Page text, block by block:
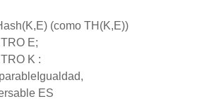
(como TH(K,E))
E;
K :
ES